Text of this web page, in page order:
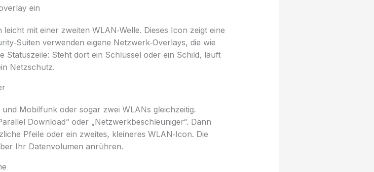
ein
mit einer zweiten WLAN‑Welle. Dieses Icon zeigt eine
verwenden eigene Netzwerk‑Overlays, die wie
Statuszeile: Steht dort ein Schlüssel oder ein Schild, läuft
Netzschutz.
Mobilfunk oder sogar zwei WLANs gleichzeitig.
Download“ oder „Netzwerkbeschleuniger“. Dann
Pfeile oder ein zweites, kleineres WLAN‑Icon. Die
Ihr Datenvolumen anrühren.